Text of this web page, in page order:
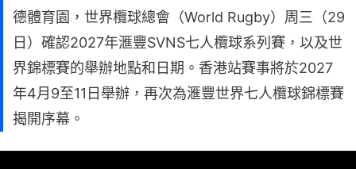
德體育園，世界欖球總會（World Rugby）周三（29
日）確認2027年滙豐SVNS七人欖球系列賽，以及世
界錦標賽的舉辦地點和日期。香港站賽事將於2027
年4月9至11日舉辦，再次為滙豐世界七人欖球錦標賽
揭開序幕。